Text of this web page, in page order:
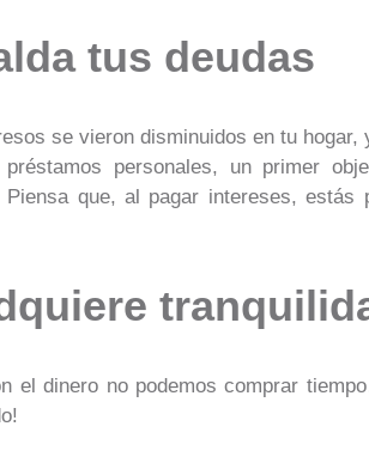
tus deudas
se vieron disminuidos en tu
personales, un primer
Piensa que, al pagar intereses, estás
el dinero no podemos comprar